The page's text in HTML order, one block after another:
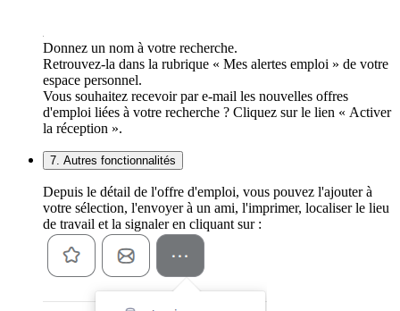
Donnez un nom à votre recherche.
Retrouvez-la dans la rubrique « Mes alertes emploi » de votre
espace personnel.
Vous souhaitez recevoir par e-mail les nouvelles offres
d'emploi liées à votre recherche ? Cliquez sur le lien « Activer
la réception ».
7. Autres fonctionnalités
Depuis le détail de l'offre d'emploi, vous pouvez l'ajouter à
votre sélection, l'envoyer à un ami, l'imprimer, localiser le lieu
de travail et la signaler en cliquant sur :